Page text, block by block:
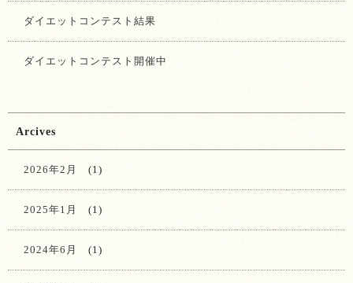
ダイエットコンテスト結果
ダイエットコンテスト開催中
Arcives
2026年2月 (1)
2025年1月 (1)
2024年6月 (1)